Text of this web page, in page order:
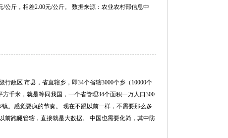
公斤，相差2.00元/公斤。 数据来源：农业农村部信息中
政区 市县，省直辖乡，即34个省辖3000个乡（10000个
千米，就是等同我国，一个省管理34个面积一万人口300
。感觉要疯的节奏。 现在不跟以前一样，不需要那么多
前跑腿管辖，直接就是大数据。 中国也需要化简，其中防